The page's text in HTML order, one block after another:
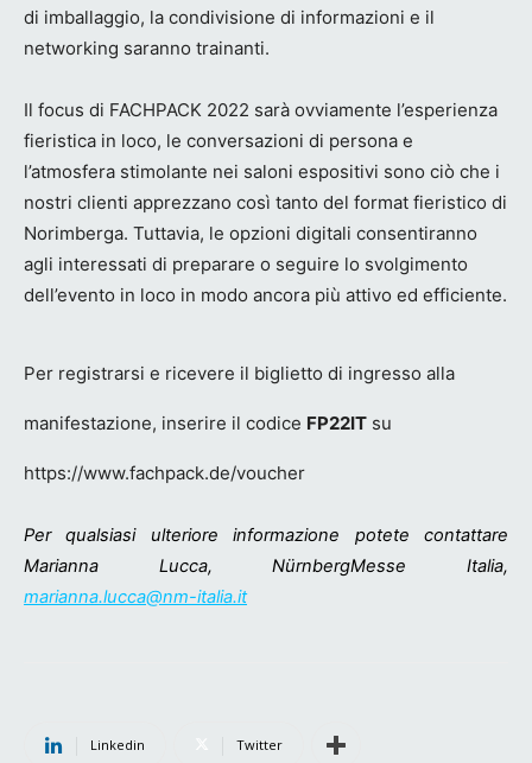
di imballaggio, la condivisione di informazioni e il
networking saranno trainanti.
Il focus di FACHPACK 2022 sarà ovviamente l’esperienza
fieristica in loco, le conversazioni di persona e
l’atmosfera stimolante nei saloni espositivi sono ciò che i
nostri clienti apprezzano così tanto del format fieristico di
Norimberga. Tuttavia, le opzioni digitali consentiranno
agli interessati di preparare o seguire lo svolgimento
dell’evento in loco in modo ancora più attivo ed efficiente.
Per registrarsi e ricevere il biglietto di ingresso alla
manifestazione, inserire il codice FP22IT su
https://www.fachpack.de/voucher
Per qualsiasi ulteriore informazione potete contattare
Marianna Lucca, NürnbergMesse Italia,
marianna.lucca@nm-italia.it
Linkedin Twitter